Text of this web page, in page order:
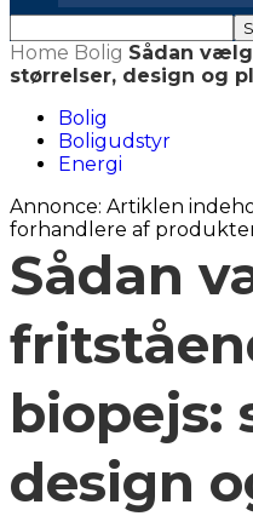
Home Bolig Sådan
størrelser, design og
Bolig
Boligudstyr
Energi
Annonce: Artiklen
forhandlere af
Sådan
biopejs:
design